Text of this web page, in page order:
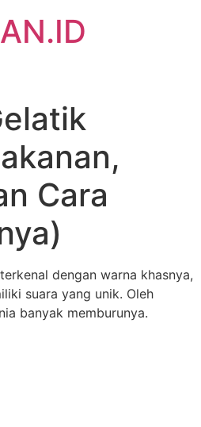
Cara
dengan warna khasnya,
suara yang unik. Oleh
banyak memburunya.